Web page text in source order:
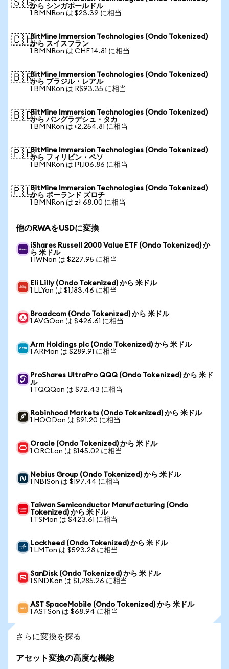
🇸🇬から シンガポールドル
1 BMNRon は $23.39 に相当
🇨🇭BitMine Immersion Technologies (Ondo Tokenized)
から スイスフラン
1 BMNRon は CHF 14.81 に相当
🇧🇷BitMine Immersion Technologies (Ondo Tokenized)
から ブラジル・レアル
1 BMNRon は R$93.35 に相当
🇧🇩BitMine Immersion Technologies (Ondo Tokenized)
から バングラデシュ・タカ
1 BMNRon は ৳2,254.81 に相当
🇵🇭BitMine Immersion Technologies (Ondo Tokenized)
から フィリピン・ペソ
1 BMNRon は ₱1,106.86 に相当
🇵🇱BitMine Immersion Technologies (Ondo Tokenized)
から ポーランド ズロチ
1 BMNRon は zł 68.00 に相当
他のRWAをUSDに変換
iShares Russell 2000 Value ETF (Ondo Tokenized) か
ら 米ドル
1 IWNon は $227.95 に相当
Eli Lilly (Ondo Tokenized) から 米ドル
1 LLYon は $1,183.46 に相当
Broadcom (Ondo Tokenized) から 米ドル
1 AVGOon は $426.61 に相当
Arm Holdings plc (Ondo Tokenized) から 米ドル
1 ARMon は $289.91 に相当
ProShares UltraPro QQQ (Ondo Tokenized) から 米ド
ル
1 TQQQon は $72.43 に相当
Robinhood Markets (Ondo Tokenized) から 米ドル
1 HOODon は $91.20 に相当
Oracle (Ondo Tokenized) から 米ドル
1 ORCLon は $145.02 に相当
Nebius Group (Ondo Tokenized) から 米ドル
1 NBISon は $197.44 に相当
Taiwan Semiconductor Manufacturing (Ondo
Tokenized) から 米ドル
1 TSMon は $423.61 に相当
Lockheed (Ondo Tokenized) から 米ドル
1 LMTon は $593.28 に相当
SanDisk (Ondo Tokenized) から 米ドル
1 SNDKon は $1,285.26 に相当
AST SpaceMobile (Ondo Tokenized) から 米ドル
1 ASTSon は $68.94 に相当
さらに変換を探る
アセット変換の高度な機能